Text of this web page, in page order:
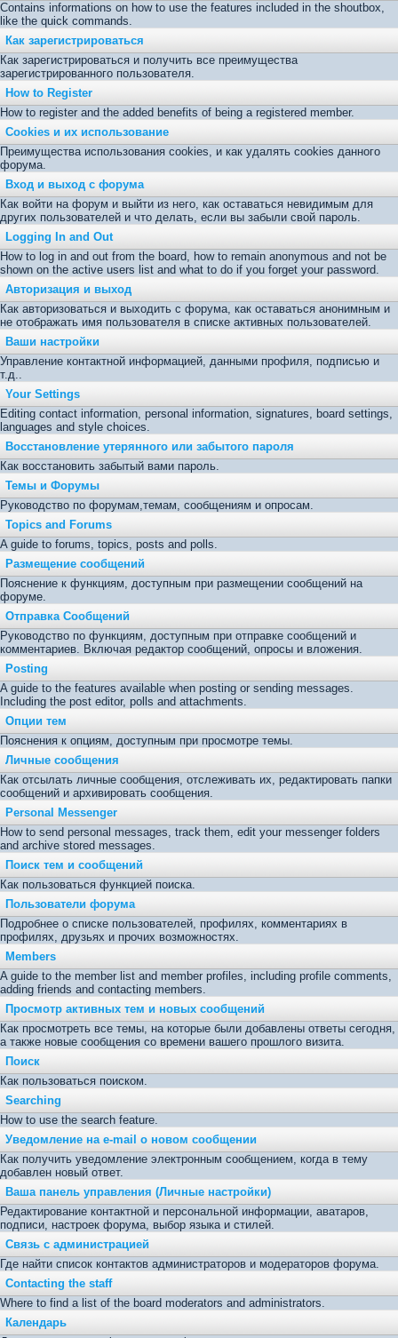
Contains informations on how to use the features included in the shoutbox,
like the quick commands.
Как зарегистрироваться
Как зарегистрироваться и получить все преимущества
зарегистрированного пользователя.
How to Register
How to register and the added benefits of being a registered member.
Cookies и их использование
Преимущества использования cookies, и как удалять cookies данного
форума.
Вход и выход с форума
Как войти на форум и выйти из него, как оставаться невидимым для
других пользователей и что делать, если вы забыли свой пароль.
Logging In and Out
How to log in and out from the board, how to remain anonymous and not be
shown on the active users list and what to do if you forget your password.
Авторизация и выход
Как авторизоваться и выходить с форума, как оставаться анонимным и
не отображать имя пользователя в списке активных пользователей.
Ваши настройки
Управление контактной информацией, данными профиля, подписью и
т.д..
Your Settings
Editing contact information, personal information, signatures, board settings,
languages and style choices.
Восстановление утерянного или забытого пароля
Как восстановить забытый вами пароль.
Темы и Форумы
Руководство по форумам,темам, сообщениям и опросам.
Topics and Forums
A guide to forums, topics, posts and polls.
Размещение сообщений
Пояснение к функциям, доступным при размещении сообщений на
форуме.
Отправка Сообщений
Руководство по функциям, доступным при отправке сообщений и
комментариев. Включая редактор сообщений, опросы и вложения.
Posting
A guide to the features available when posting or sending messages.
Including the post editor, polls and attachments.
Опции тем
Пояснения к опциям, доступным при просмотре темы.
Личные сообщения
Как отсылать личные сообщения, отслеживать их, редактировать папки
сообщений и архивировать сообщения.
Personal Messenger
How to send personal messages, track them, edit your messenger folders
and archive stored messages.
Поиск тем и сообщений
Как пользоваться функцией поиска.
Пользователи форума
Подробнее о списке пользователей, профилях, комментариях в
профилях, друзьях и прочих возможностях.
Members
A guide to the member list and member profiles, including profile comments,
adding friends and contacting members.
Просмотр активных тем и новых сообщений
Как просмотреть все темы, на которые были добавлены ответы сегодня,
а также новые сообщения со времени вашего прошлого визита.
Поиск
Как пользоваться поиском.
Searching
How to use the search feature.
Уведомление на е-mail о новом сообщении
Как получить уведомление электронным сообщением, когда в тему
добавлен новый ответ.
Ваша панель управления (Личные настройки)
Редактирование контактной и персональной информации, аватаров,
подписи, настроек форума, выбор языка и стилей.
Связь с администрацией
Где найти список контактов администраторов и модераторов форума.
Contacting the staff
Where to find a list of the board moderators and administrators.
Календарь